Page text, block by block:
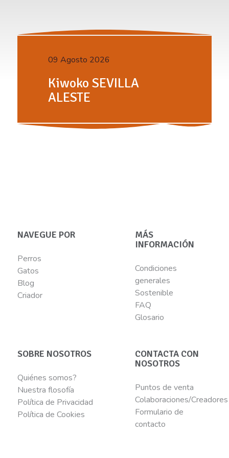
09 Agosto 2026
Kiwoko SEVILLA
ALESTE
NAVEGUE POR
Perros
Gatos
Blog
Criador
MÁS
INFORMACIÓN
Condiciones
generales
Sostenible
FAQ
Glosario
SOBRE NOSOTROS
Quiénes somos?
Nuestra flosofía
Política de Privacidad
Política de Cookies
CONTACTA CON
NOSOTROS
Puntos de venta
Colaboraciones/Creadores
Formulario de
contacto